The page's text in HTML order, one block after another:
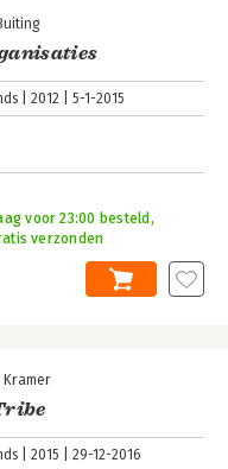
2012 5-1-2015
voor 23:00 besteld,
verzonden
Kramer
2015 29-12-2016